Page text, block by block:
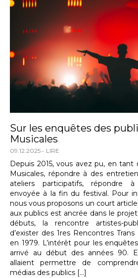
Sur les enquêtes des
Musicales
09.12.2025 LIRE
Depuis 2015, vous avez pu, en tant
Musicales, répondre à des
ateliers participatifs, répondre à
envoyée à la fin du festival. Pour
nous vous proposons un court
aux publics est ancrée dans le
débuts, la rencontre artistes-
d’exister des 1res Rencontres
en 1979. L’intérêt pour les
arrivé au début des années 90.
allaient permettre de
médias des publics […]